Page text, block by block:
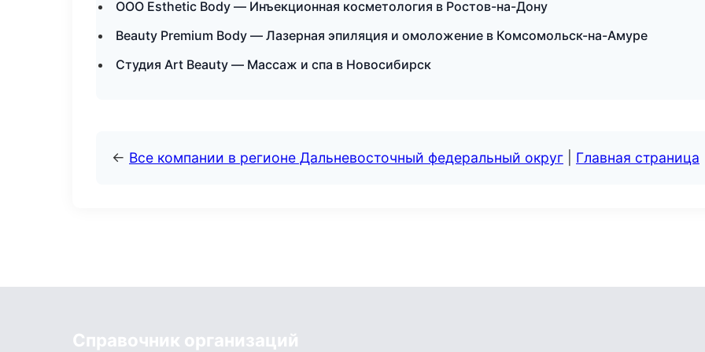
ООО Esthetic Body — Инъекционная косметология в Ростов-на-Дону
Beauty Premium Body — Лазерная эпиляция и омоложение в Комсомольск-на-Амуре
Студия Art Beauty — Массаж и спа в Новосибирск
← Все компании в регионе Дальневосточный федеральный округ Главная страница
Справочник организаций